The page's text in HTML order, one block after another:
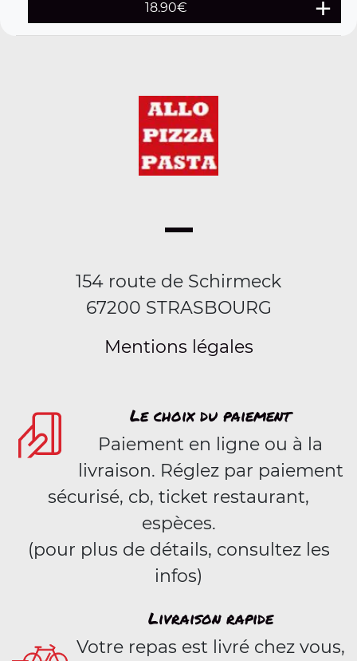
18.90€
154 route de Schirmeck
67200 STRASBOURG
Mentions légales
Le choix du paiement
Paiement en ligne ou à la
livraison. Réglez par paiement
sécurisé, cb, ticket restaurant,
espèces.
(pour plus de détails, consultez les
infos)
Livraison rapide
Votre repas est livré chez vous,